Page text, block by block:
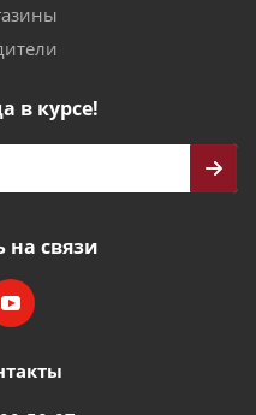
в курсе!
на связи